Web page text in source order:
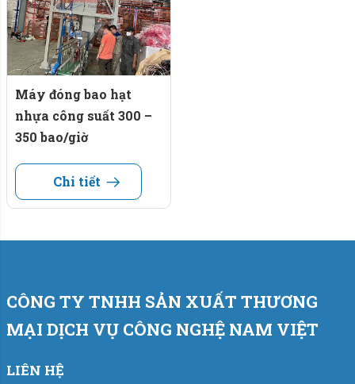
Máy đóng bao hạt
nhựa công suất 300 –
350 bao/giờ
Chi tiết
CÔNG TY TNHH SẢN XUẤT THƯƠNG
MẠI DỊCH VỤ CÔNG NGHỆ NAM VIỆT
LIÊN HỆ